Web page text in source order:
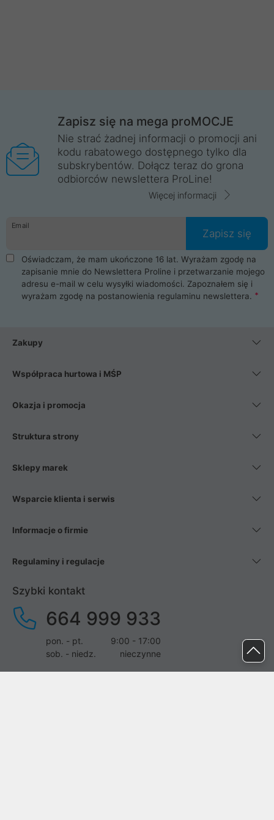
Zapisz się na mega proMOCJE
Nie strać żadnej informacji o promocji ani
kodu rabatowego dostępnego tylko dla
subskrybentów. Dołącz teraz do grona
odbiorców newslettera ProLine!
Więcej informacji
Email
Zapisz się
Oświadczam, że mam ukończone 16 lat. Wyrażam zgodę na
zapisanie mnie do Newslettera Proline i przetwarzanie mojego
adresu e-mail w celu wysyłki wiadomości. Zapoznałem się i
wyrażam zgodę na postanowienia regulaminu newslettera.
Zakupy
Współpraca hurtowa i MŚP
Okazja i promocja
Struktura strony
Sklepy marek
Wsparcie klienta i serwis
Informacje o firmie
Regulaminy i regulacje
Szybki kontakt
664 999 933
pon. - pt.
9:00 - 17:00
sob. - niedz.
nieczynne